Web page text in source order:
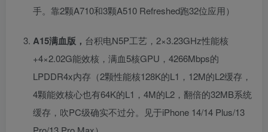
手。靠2颗A710和3颗A510 Refreshed跑32位应用）
A15满血版， 台积电N5P工艺，2×3.23GHz性能核
+4×2.02G能效核，满血5核GPU，4266Mbps的
LPDDR4x内存（2颗性能核128K的L1，12M的L2缓存，
4颗能效核心也有64K的L1，4M的L2，翻倍的32MB系统
缓存，吹PC级确实不过分。见于iPhone 14/14 Plus/13